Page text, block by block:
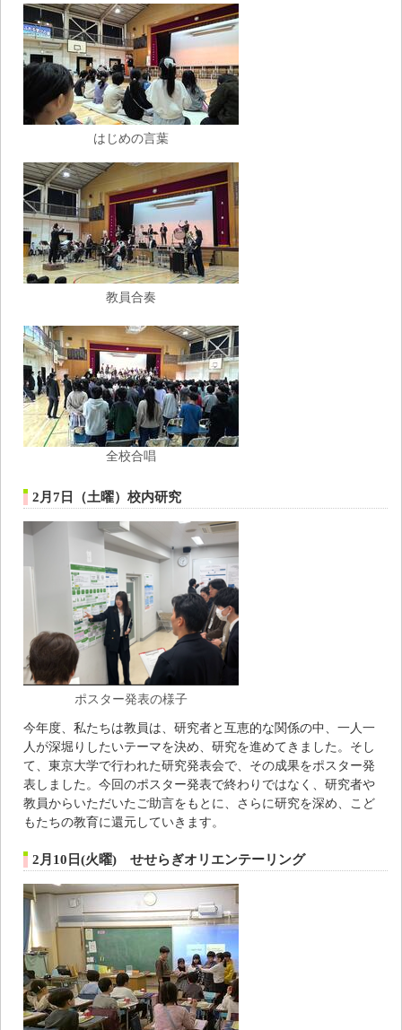
はじめの言葉
教員合奏
全校合唱
2月7日（土曜）校内研究
ポスター発表の様子
今年度、私たちは教員は、研究者と互恵的な関係の中、一人一
人が深堀りしたいテーマを決め、研究を進めてきました。そし
て、東京大学で行われた研究発表会で、その成果をポスター発
表しました。今回のポスター発表で終わりではなく、研究者や
教員からいただいたご助言をもとに、さらに研究を深め、こど
もたちの教育に還元していきます。
2月10日(火曜) せせらぎオリエンテーリング